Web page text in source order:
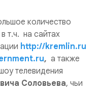
количество
т.ч. на сайтах
http://kremlin.ru
, а также
телевидения
Соловьева, чьи